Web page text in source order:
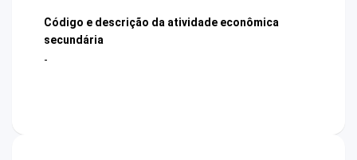
Código e descrição da atividade econômica
secundária
-